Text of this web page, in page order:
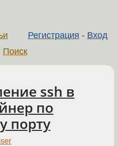
Регистрация - Вход
Поиск
ssh в
по
порту